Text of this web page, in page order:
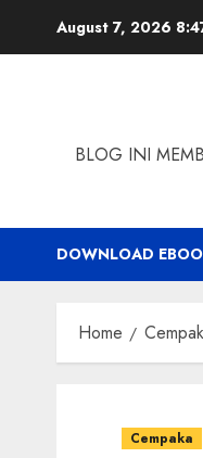
August 7, 2026
BLOG INI
DOWNLOAD
Home
Cempaka